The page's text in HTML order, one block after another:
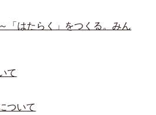
「はたらく」をつくる。みん
て
ついて